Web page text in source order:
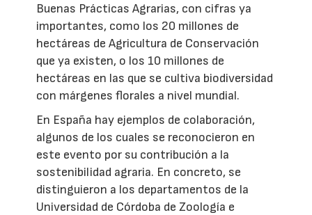
Buenas Prácticas Agrarias, con cifras ya
importantes, como los 20 millones de
hectáreas de Agricultura de Conservación
que ya existen, o los 10 millones de
hectáreas en las que se cultiva biodiversidad
con márgenes florales a nivel mundial.
En España hay ejemplos de colaboración,
algunos de los cuales se reconocieron en
este evento por su contribución a la
sostenibilidad agraria. En concreto, se
distinguieron a los departamentos de la
Universidad de Córdoba de Zoología e